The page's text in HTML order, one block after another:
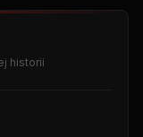
historii